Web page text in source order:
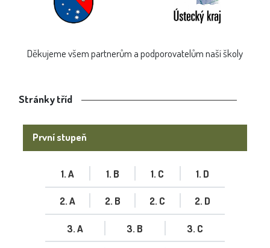
Děkujeme všem partnerům a podporovatelům naší školy
Stránky tříd
První stupeň
1. A 1. B 1. C 1. D
2. A 2. B 2. C 2. D
3. A 3. B 3. C